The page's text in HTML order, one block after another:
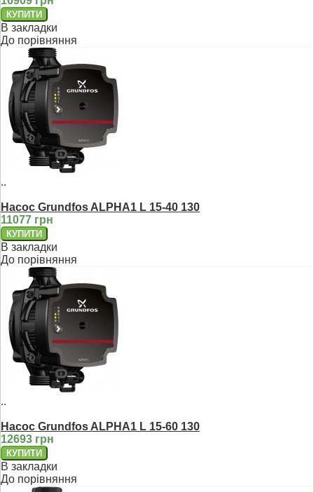
В закладки
До порівняння
..
Насос Grundfos ALPHA1 L 15-40 130
11077 грн
В закладки
До порівняння
..
Насос Grundfos ALPHA1 L 15-60 130
12693 грн
В закладки
До порівняння